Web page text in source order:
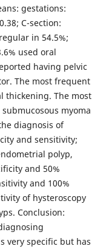
gestations:
C-section:
in 54.5%;
used oral
having pelvic
The most frequent
thickening. The most
myoma
diagnosis of
and sensitivity;
polyp,
and 50%
and 100%
of hysteroscopy
Conclusion:
very specific but has